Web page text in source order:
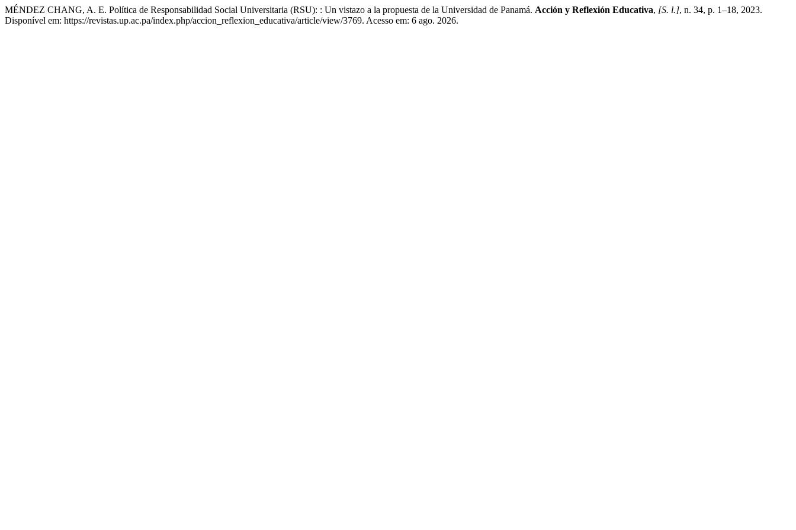
MÉNDEZ CHANG, A. E. Política de Responsabilidad Social Universitaria (RSU): : Un vistazo a la propuesta de la Universidad de Panamá. Acción y Reflexión Educativa, [S. l.], n. 34, p. 1–18, 2023.
Disponível em: https://revistas.up.ac.pa/index.php/accion_reflexion_educativa/article/view/3769. Acesso em: 6 ago. 2026.